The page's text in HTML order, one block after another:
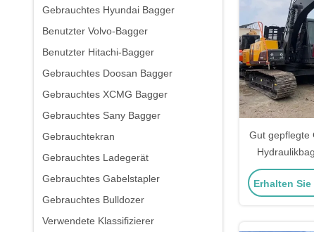
Gebrauchtes Hyundai Bagger
Benutzter Volvo-Bagger
Benutzter Hitachi-Bagger
Gebrauchtes Doosan Bagger
Gebrauchtes XCMG Bagger
Gebrauchtes Sany Bagger
Gebrauchtekran
Gebrauchtes Ladegerät
Gebrauchtes Gabelstapler
Gebrauchtes Bulldozer
Verwendete Klassifizierer
Gut gepflegte
Alte
Erhalten